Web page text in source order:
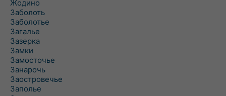
Жодино
Заболоть
Заболотье
Загалье
Зазерка
Замки
Замосточье
Занарочь
Заостровечье
Заполье